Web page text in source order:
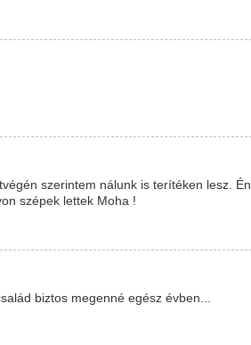
szerintem nálunk is terítéken lesz. Én
szépek lettek Moha !
biztos megenné egész évben...